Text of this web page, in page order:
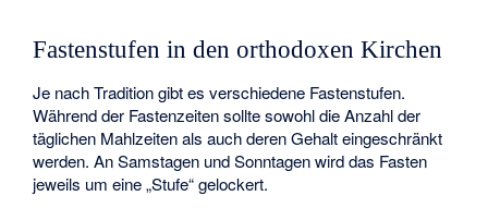
Fastenstufen in den orthodoxen Kirchen
Je nach Tradition gibt es verschiedene Fastenstufen.
Während der Fastenzeiten sollte sowohl die Anzahl der
täglichen Mahlzeiten als auch deren Gehalt eingeschränkt
werden. An Samstagen und Sonntagen wird das Fasten
jeweils um eine „Stufe“ gelockert.